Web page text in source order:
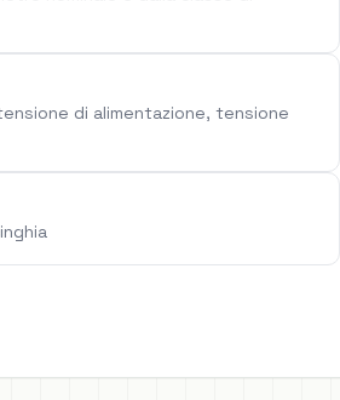
di alimentazione, tensione